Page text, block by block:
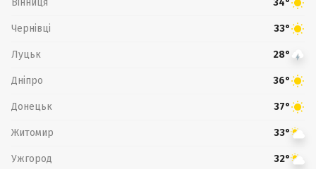
34°
Чернівці 33°
Луцьк 28°
Дніпро 36°
Донецьк 37°
Житомир 33°
Ужгород 32°